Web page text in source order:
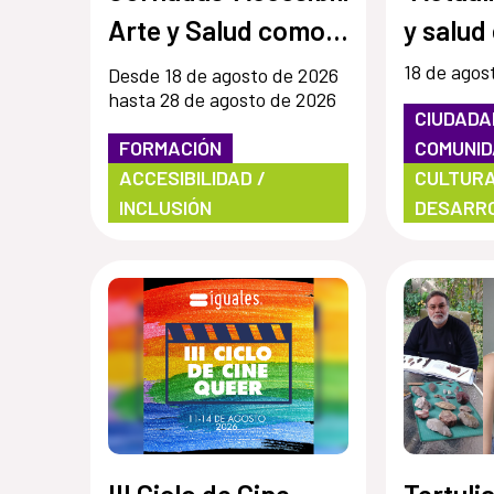
Arte y Salud como
punto de encuentro
y cultura inclusiva
en museos,
instituciones y
centros culturales”
Desde 18 de agosto de 2026
hasta 28 de agosto de 2026
FORMACIÓN
ACCESIBILIDAD /
INCLUSIÓN
y salud
Por
18 de